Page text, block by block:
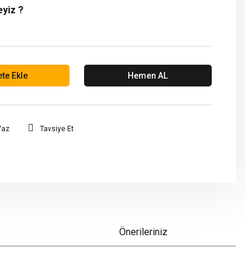
?
Ekle Hemen AL
Tavsiye Et
Önerileriniz